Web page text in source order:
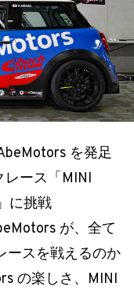
を発足
レース「MINI
に挑戦
が、全て
ースを戦えるのか
の楽しさ、MINI